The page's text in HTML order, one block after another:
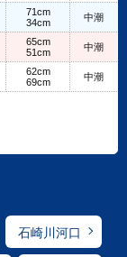
71cm
34cm
中潮
65cm
51cm
中潮
62cm
69cm
中潮
石崎川河口